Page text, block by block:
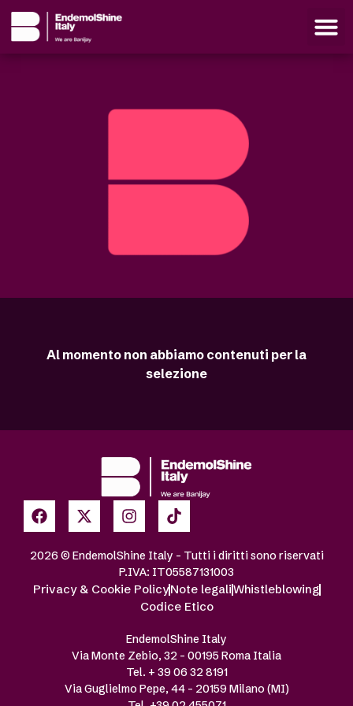
Al momento non abbiamo contenuti per la
selezione
2026 © EndemolShine Italy – Tutti i diritti sono riservati
P.IVA: IT05587131003
Privacy & Cookie PolicyNote legaliWhistleblowing
Codice Etico
EndemolShine Italy
Via Monte Zebio, 32 – 00195 Roma Italia
Tel. + 39 06 32 8191
Via Guglielmo Pepe, 44 – 20159 Milano (MI)